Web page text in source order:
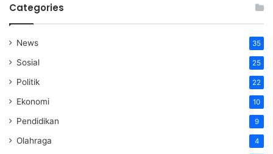
Categories
News 35
Sosial 25
Politik 22
Ekonomi 10
Pendidikan 9
Olahraga 4